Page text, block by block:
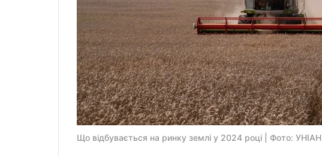
Що відбувається на ринку землі у 2024 році | Фото: УНІАН